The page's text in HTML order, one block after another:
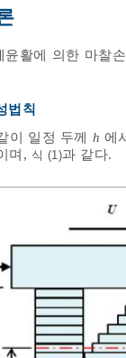
윤활에 의한 마찰
법칙
이 일정 두께 h 에
며, 식 (1)과 같다.